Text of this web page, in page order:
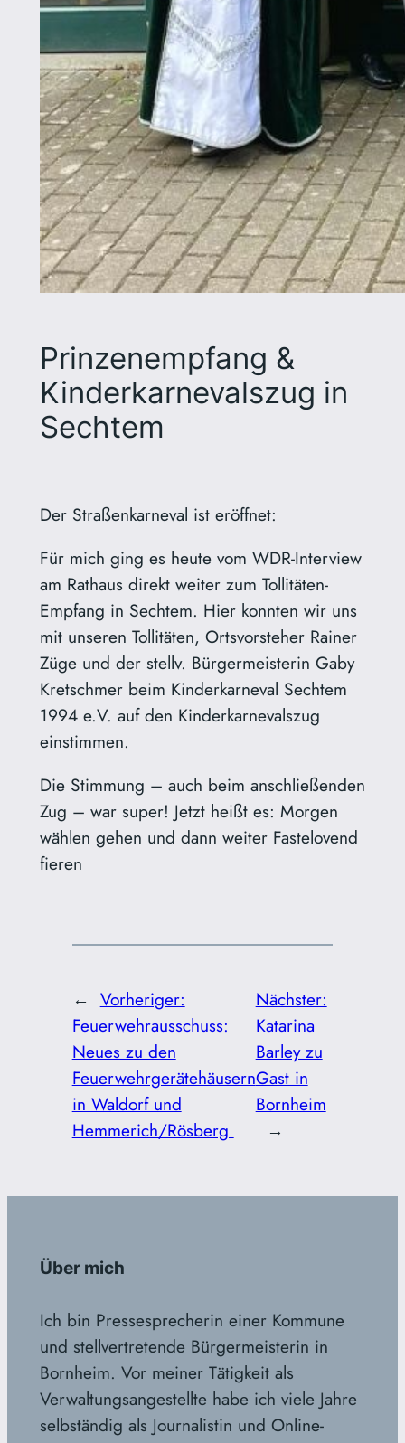
Prinzenempfang &
Kinderkarnevalszug in
Sechtem
Der Straßenkarneval ist eröffnet:
Für mich ging es heute vom WDR-Interview
am Rathaus direkt weiter zum Tollitäten-
Empfang in Sechtem. Hier konnten wir uns
mit unseren Tollitäten, Ortsvorsteher Rainer
Züge und der stellv. Bürgermeisterin Gaby
Kretschmer beim Kinderkarneval Sechtem
1994 e.V. auf den Kinderkarnevalszug
einstimmen.
Die Stimmung – auch beim anschließenden
Zug – war super! Jetzt heißt es: Morgen
wählen gehen und dann weiter Fastelovend
fieren
← Vorheriger:
Feuerwehrausschuss:
Neues zu den
Feuerwehrgerätehäusern
in Waldorf und
Hemmerich/Rösberg
Nächster:
Katarina
Barley zu
Gast in
Bornheim
→
Über mich
Ich bin Pressesprecherin einer Kommune
und stellvertretende Bürgermeisterin in
Bornheim. Vor meiner Tätigkeit als
Verwaltungsangestellte habe ich viele Jahre
selbständig als Journalistin und Online-